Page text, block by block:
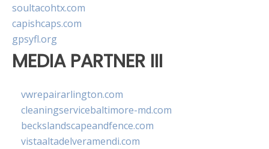
soultacohtx.com
capishcaps.com
gpsyfl.org
MEDIA PARTNER III
vwrepairarlington.com
cleaningservicebaltimore-md.com
beckslandscapeandfence.com
vistaaltadelveramendi.com